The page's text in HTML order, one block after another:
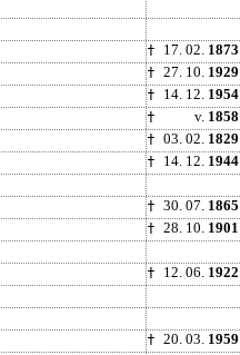
† 17. 02. 1873
† 27. 10. 1929
† 14. 12. 1954
† v. 1858
† 03. 02. 1829
† 14. 12. 1944
† 30. 07. 1865
† 28. 10. 1901
† 12. 06. 1922
† 20. 03. 1959